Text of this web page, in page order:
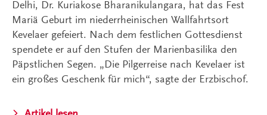
Delhi, Dr. Kuriakose Bharanikulangara, hat das Fest
Mariä Geburt im niederrheinischen Wallfahrtsort
Kevelaer gefeiert. Nach dem festlichen Gottesdienst
spendete er auf den Stufen der Marienbasilika den
Päpstlichen Segen. „Die Pilgerreise nach Kevelaer ist
ein großes Geschenk für mich“, sagte der Erzbischof.